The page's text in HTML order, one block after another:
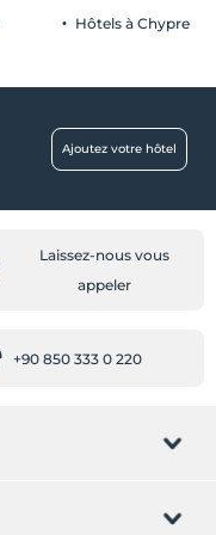
Hôtels à Chypre
Ajoutez votre hôtel
Laissez-nous vous
appeler
+90 850 333 0 220